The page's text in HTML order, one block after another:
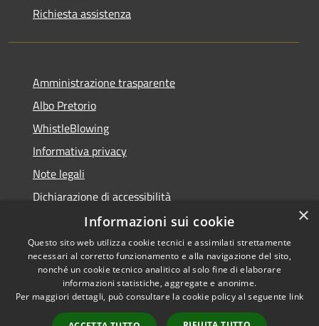
Richiesta assistenza
Amministrazione trasparente
Albo Pretorio
WhistleBlowing
Informativa privacy
Note legali
Dichiarazione di accessibilità
Accessibilità
Privacy
Copyright © 2026 • Città di
Montecchio Maggiore •
Powered byMunicipium •
Accesso redazione
×
Informazioni sui cookie
Questo sito web utilizza cookie tecnici e assimilati strettamente
necessari al corretto funzionamento e alla navigazione del sito,
nonché un cookie tecnico analitico al solo fine di elaborare
informazioni statistiche, aggregate e anonime.
Per maggiori dettagli, può consultare la cookie policy al seguente link